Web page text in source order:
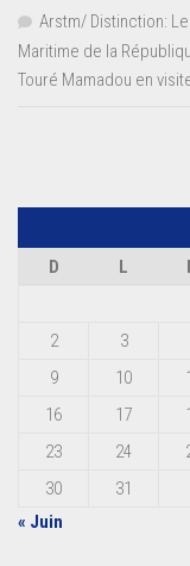
Arstm/ Distinction:
Maritime de la
Touré Mamadou en
D
L
2
3
9
10
16
17
23
24
30
31
« Juin